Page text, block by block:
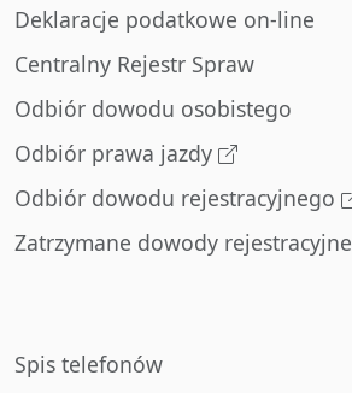
Deklaracje podatkowe on-line
Centralny Rejestr Spraw
Odbiór dowodu osobistego
Odbiór prawa jazdy
Odbiór dowodu rejestracyjnego
Zatrzymane dowody rejestracyjne
Spis telefonów